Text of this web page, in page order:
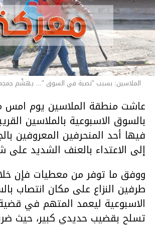
الملاسين: بسبب "نصبة في السوق "... يهشّم
عاشت منطقة الملاسين يوم امس
بالسوق الاسبوعية بالملاسين
فيها أحد المنحرفين المعروفين
إلى الاعتداء بالعنف الشديد
ووفق ما توفر من معطيات فإن
طرفين النزاع على مكان انتصاب
الاسبوعية ليعمد المتهم في
تسلح بقضيب حديدي كبير، حيث